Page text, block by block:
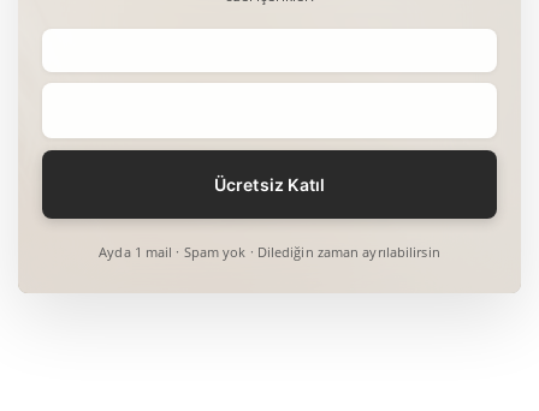
Ayda 1 mail · Spam yok · Dilediğin zaman ayrılabilirsin